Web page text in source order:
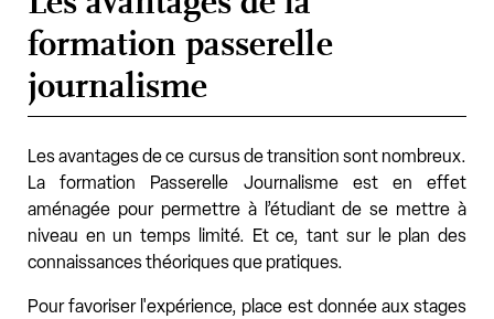
formation passerelle
journalisme
Les avantages de ce cursus de transition sont nombreux.
La formation Passerelle Journalisme est en effet
aménagée pour permettre à l’étudiant de se mettre à
niveau en un temps limité. Et ce, tant sur le plan des
connaissances théoriques que pratiques.
Pour favoriser l'expérience, place est donnée aux stages